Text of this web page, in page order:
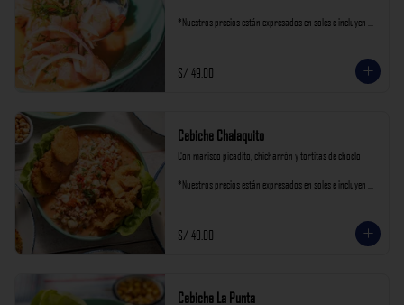
*Nuestros precios están expresados en soles e incluyen
S/ 49.00
Cebiche Chalaquito
Con marisco picadito, chicharrón y tortitas de choclo
*Nuestros precios están expresados en soles e incluyen
S/ 49.00
Cebiche La Punta